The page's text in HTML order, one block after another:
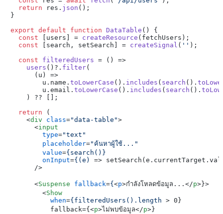
return res. json ();
}
export default function DataTable ( ) {
const [users] = createResource (fetchUsers);
const [search, setSearch] = createSignal ( '' );
const
filteredUsers = ( ) =>
users ()?. filter(
( u ) =>
        u.
name . toLowerCase (). includes ( search ().
        u.
email . toLowerCase (). includes ( search ().
    ) ?? [];
return (
<div class="data-table">
<input
type="text"
placeholder="ค้นหาผู้ใช้..."
value={search()}
onInput={(e) =>
      />
<Suspense fallback={ <p>กำลังโหลดข้อมูล... </p> }>
<Show
when={filteredUsers().length > 0}
          fallback={
<p>ไม่พบข้อมูล</p> }